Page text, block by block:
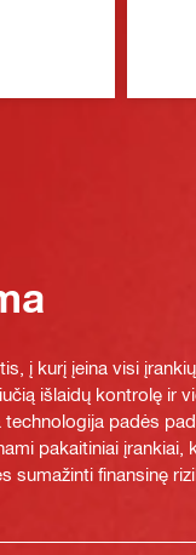
į kurį įeina visi
išlaidų kontrolę ir
technologija padės
pakaitiniai
sumažinti finansinę